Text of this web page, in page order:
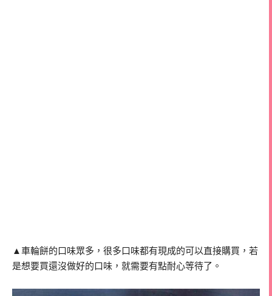
▲車輪餅的口味眾多，很多口味都有現成的可以直接購買，若
是想要買還沒做好的口味，就需要有點耐心等待了。